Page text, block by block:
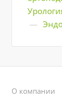
—
О компании